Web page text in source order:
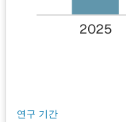
2025
연구 기간